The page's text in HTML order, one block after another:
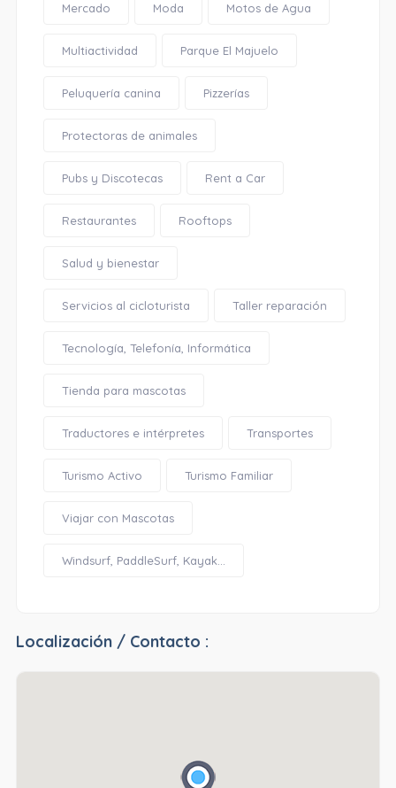
Mercado Moda Motos de Agua
Multiactividad Parque El Majuelo
Peluquería canina Pizzerías
Protectoras de animales
Pubs y Discotecas Rent a Car
Restaurantes Rooftops
Salud y bienestar
Servicios al cicloturista Taller reparación
Tecnología, Telefonía, Informática
Tienda para mascotas
Traductores e intérpretes Transportes
Turismo Activo Turismo Familiar
Viajar con Mascotas
Windsurf, PaddleSurf, Kayak...
Localización / Contacto :